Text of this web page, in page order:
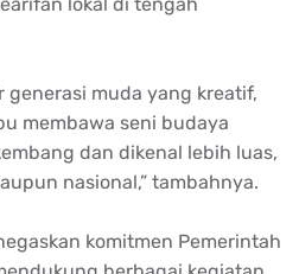
generasi muda yang kreatif,
membawa seni budaya
dan dikenal lebih luas,
nasional,” tambahnya.
komitmen Pemerintah